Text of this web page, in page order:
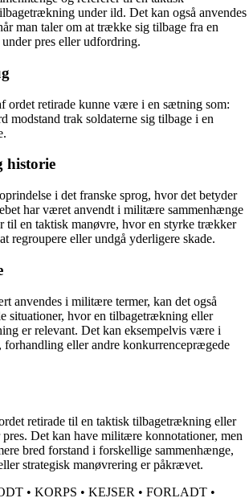
under ild. Det kan også anvendes
man taler om at trække sig tilbage fra en
pres eller udfordring.
ordet retirade kunne være i en sætning som:
modstand trak soldaterne sig tilbage i en
historie
i det franske sprog, hvor det betyder
har været anvendt i militære sammenhænge
til en taktisk manøvre, hvor en styrke trækker
regroupere eller undgå yderligere skade.
anvendes i militære termer, kan det også
situationer, hvor en tilbagetrækning eller
er relevant. Det kan eksempelvis være i
forhandling eller andre konkurrenceprægede
retirade til en taktisk tilbagetrækning eller
Det kan have militære konnotationer, men
bred forstand i forskellige sammenhænge,
strategisk manøvrering er påkrævet.
• KORPS • KEJSER • FORLADT •